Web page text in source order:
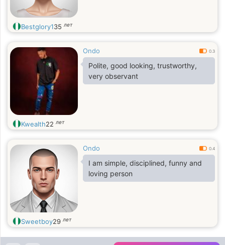
Bestglory135 лет
Ondo 0.3
Polite, good looking, trustworthy,
very observant
Kwealth22 лет
Ondo 0.4
I am simple, disciplined, funny and
loving person
Sweetboy29 лет